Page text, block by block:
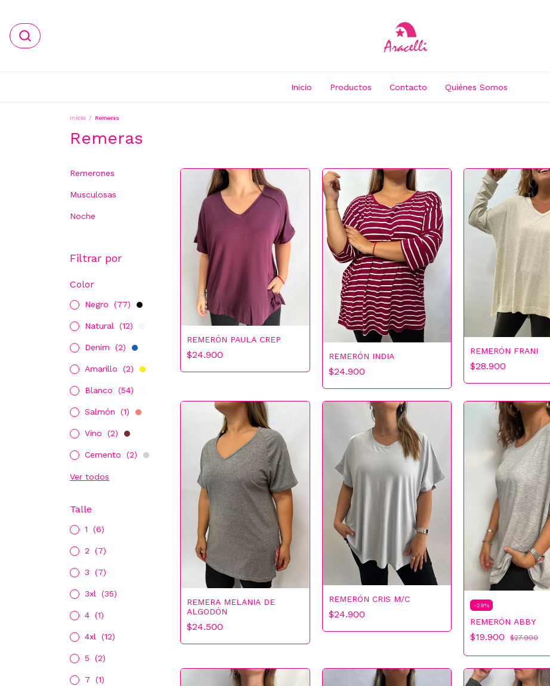
Inicio Productos Contacto Quiénes Somos
Inicio / Remeras
Remeras
Remerones
Musculosas
Noche
Filtrar por
Color
Negro (77)
Natural (12)
Denim (2)
Amarillo (2)
Blanco (54)
Salmón (1)
Vino (2)
Cemento (2)
Ver todos
Talle
1 (6)
2 (7)
3 (7)
3xl (35)
4 (1)
4xl (12)
5 (2)
7 (1)
REMERÓN PAULA CREP
$24.900 REMERÓN INDIA
$24.900
REMERÓN FRANI
$28.900
REMERA MELANIA DE
ALGODÓN
$24.500
REMERÓN CRIS M/C
$24.900
-29%
REMERÓN ABBY
$19.900 $27.900